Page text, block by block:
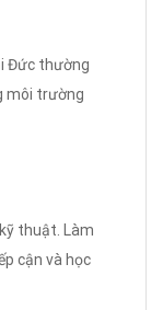
Đức thường
môi trường
thuật. Làm
cận và học